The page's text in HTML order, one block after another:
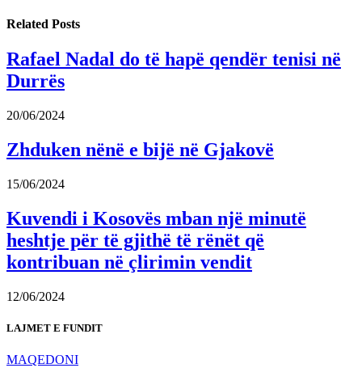
Related Posts
Rafael Nadal do të hapë qendër tenisi në
Durrës
20/06/2024
Zhduken nënë e bijë në Gjakovë
15/06/2024
Kuvendi i Kosovës mban një minutë
heshtje për të gjithë të rënët që
kontribuan në çlirimin vendit
12/06/2024
LAJMET E FUNDIT
MAQEDONI